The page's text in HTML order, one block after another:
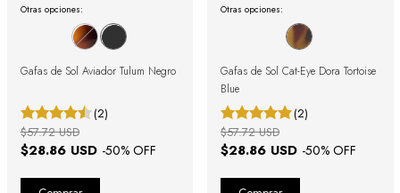
Otras opciones:
Gafas de Sol Aviador Tulum Negro
(2)
$28.86 USD -50% OFF
$57.72 USD
Otras opciones:
Gafas de Sol Cat-Eye Dora Tortoise
Blue
(2)
$28.86 USD -50% OFF
$57.72 USD